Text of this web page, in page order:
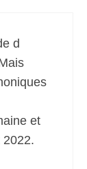
d
et
2022.